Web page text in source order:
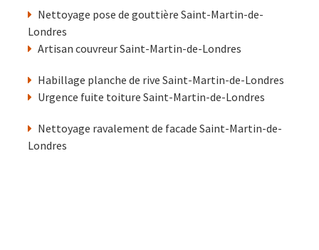
Nettoyage pose de gouttière Saint-Martin-de-
Londres
Artisan couvreur Saint-Martin-de-Londres
Habillage planche de rive Saint-Martin-de-Londres
Urgence fuite toiture Saint-Martin-de-Londres
Nettoyage ravalement de facade Saint-Martin-de-
Londres